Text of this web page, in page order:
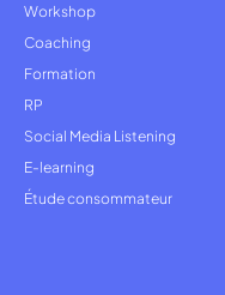
Workshop
Coaching
Formation
RP
Social Media Listening
E-learning
Étude consommateur